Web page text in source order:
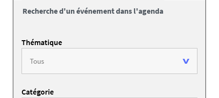
Recherche d'un événement dans l'agenda
Thématique
Catégorie